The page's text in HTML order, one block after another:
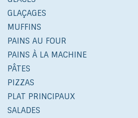
GLAÇAGES
MUFFINS
PAINS AU FOUR
PAINS À LA MACHINE
PÂTES
PIZZAS
PLAT PRINCIPAUX
SALADES